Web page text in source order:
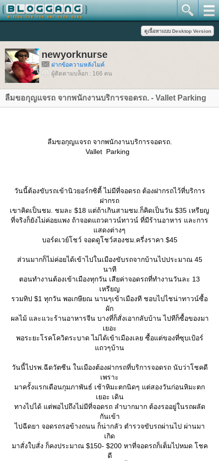
newyorknurse
ฝากข้อความหลังไมค์
ผู้ติดตามบล็อก : 166 คน
ลืมขอกุญแจรถ จากพนักงานบริการจอดรถ. - Vallet Parking
ลืมขอกุญแจรถ จากพนักงานบริการจอดรถ.
Vallet Parking
วันนี้ต้องขับรถเข้านิวยอร์กซิตี้ ไม่มีที่จอดรถ ต้องฝากรถไว้ที่บริการ
ฝากรถ
เขาคิดเป็นชม. ชมละ $18 แต่ถ้าเกินสามชม.ก็คิดเป็นวัน $35 เหรียญ
ที่จริงก็ยังไม่ค่อยแพง ถ้าจอดแถวดาวน์ทาวน์ ที่มีร้านอาหาร และการ
สดงต่างๆ
บอร์ดเวย์โชว์ จอดดูโชว์สองชม.ครี่งราคา $45
ส่วนมากก็ไม่ค่อยได้เข้าไปในเมืองขับรถจากบ้านไปประมาณ 45
นาที
ตอนทำงานต้องเข้าเมืองทุกวัน เสียค่าจอดรถที่ทำงานวันละ 13
เหรียญ
รวมทิป $1 ทุกวัน พอเกษียณ นานๆเข้าเมืองที ชอบไปไชน่าทาวน์ซื้อ
ผัก
ผลไม้ และแวะร้านอาหารจีน บางที่ก็สั่งเอากลับบ้าน ไปทีก็ซื้อของมา
เยอะ
พอระยะโรคโควิดระบาด ไม่ได้เข้าเมืองเลย ซื้อแต่ของที่ซุบเป้อร์
ถวๆบ้าน
วันนี้ไปรพ.ฉีดวัตซีน ในเมืองต้องฝากรถที่บริการจอดรถ นับว่าโชคดี
เพราะ
มาครั้งแรกเดือนกุมภาพันธ์ เช้าหิมะตกนิดๆ แต่สองวันก่อนหิมะตก
เยอะ เดิน
ทางไปได้ แต่พอไปถึงไม่มีที่จอดรถ ลำบากมาก ต้องรออยู่ในรถผลัด
กันเข้า
ไปฉีดยา จอดรถรอข้างถนน ก็น่ากลัว ตำรวจขับรถผ่านไป ผ่านมา
เกิด
มาสั่งใบสั่ง ก็คงประมาณ $150- $200 หาที่จอดรถก็เต็มไปหมด โชค
ดี